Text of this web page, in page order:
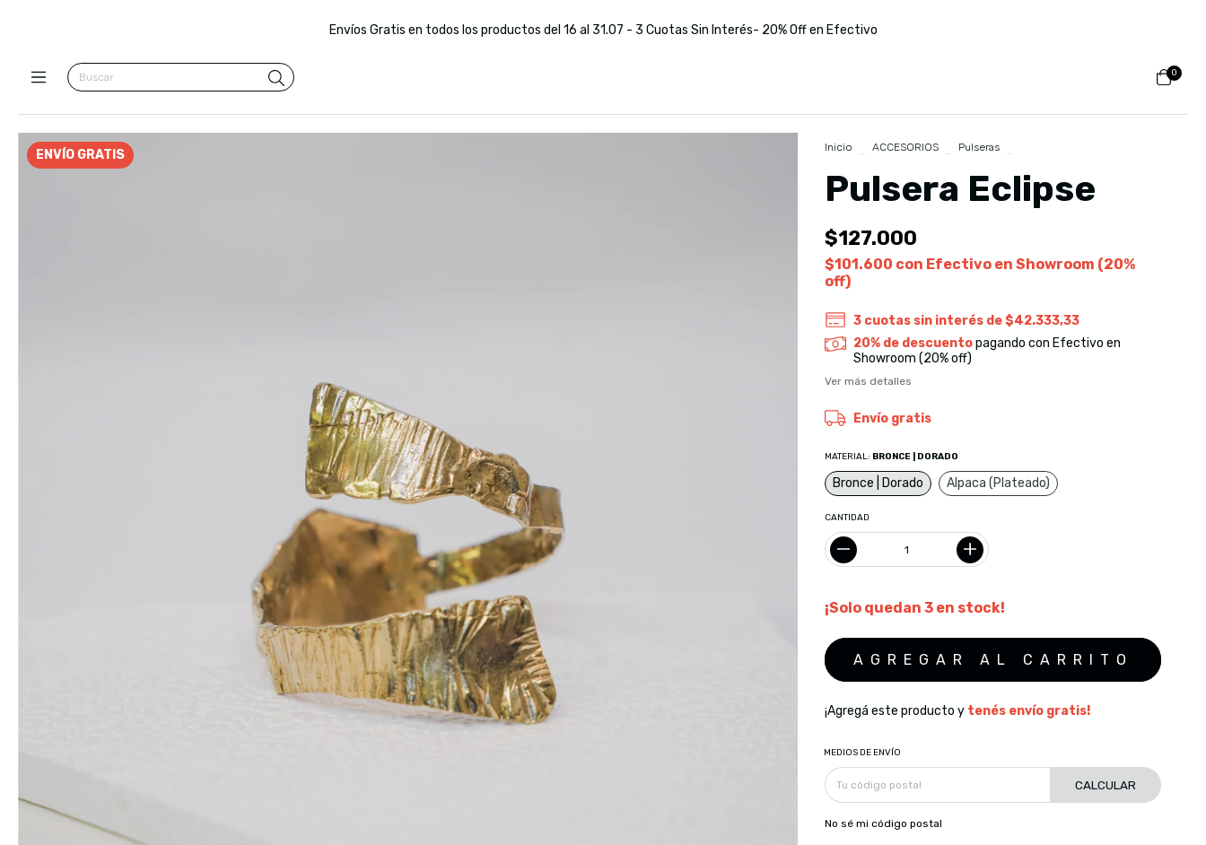
Envíos Gratis en todos los productos del 16 al 31.07 - 3 Cuotas Sin Interés- 20% Off en Efectivo
0
ENVÍO GRATIS Inicio ACCESORIOS Pulseras
Pulsera Eclipse
$127.000
$101.600 con Efectivo en Showroom (20%
off)
3 cuotas sin interés de$42.333,33
20% de descuentopagando con Efectivo en
Showroom (20% off)
Ver más detalles
Envío gratis
MATERIAL: BRONCE | DORADO
Bronce | Dorado Alpaca (Plateado)
CANTIDAD
¡Solo quedan3 en stock!
¡Agregá este producto y tenés envío gratis!
MEDIOS DE ENVÍO
CALCULAR
No sé mi código postal